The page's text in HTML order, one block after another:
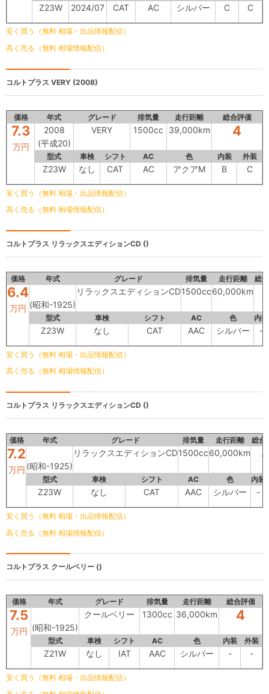
Z23W 2024/07 CAT AC シルバー C C
安く買う（無料 相場・出品情報配信）
高く売る（無料 相場情報配信）
コルトプラス VERY (2008)
価格 年式 グレード 排気量 走行距離 総合評価
7.3
万円
2008
(平成20)
VERY 1500cc 39,000km 4
型式 車検 シフト AC 色 内装 外装
Z23W なし CAT AC アクアM B C
安く買う（無料 相場・出品情報配信）
高く売る（無料 相場情報配信）
コルトプラス リラックスエディションCD ()
価格 年式 グレード 排気量 走行距離 総
6.4
万円 (昭和-1925)
リラックスエディションCD1500cc60,000km
型式 車検 シフト AC 色 内装
Z23W なし CAT AAC シルバー -
安く買う（無料 相場・出品情報配信）
高く売る（無料 相場情報配信）
コルトプラス リラックスエディションCD ()
価格 年式 グレード 排気量 走行距離 総合
7.2
万円 (昭和-1925)
リラックスエディションCD1500cc60,000km
型式 車検 シフト AC 色 内装
Z23W なし CAT AAC シルバー -
安く買う（無料 相場・出品情報配信）
高く売る（無料 相場情報配信）
コルトプラス クールベリー ()
価格 年式 グレード 排気量 走行距離 総合評価
7.5
万円 (昭和-1925)
クールベリー 1300cc 36,000km 4
型式 車検 シフト AC 色 内装 外装
Z21W なし IAT AAC シルバー - -
安く買う（無料 相場・出品情報配信）